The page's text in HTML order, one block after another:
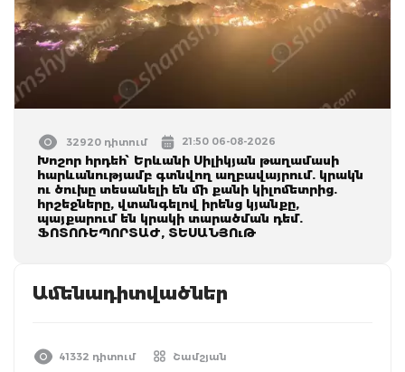
32920 դիտում 21:50 06-08-2026
Խոշոր հրդեհ՝ Երևանի Սիլիկյան թաղամասի
հարևանությամբ գտնվող աղբավայրում. կրակն
ու ծուխը տեսանելի են մի քանի կիլոմետրից.
հրշեջները, վտանգելով իրենց կյանքը,
պայքարում են կրակի տարածման դեմ.
ՖՈՏՈՌԵՊՈՐՏԱԺ, ՏԵՍԱՆՅՈւԹ
Ամենադիտվածներ
41332 դիտում Շամշյան